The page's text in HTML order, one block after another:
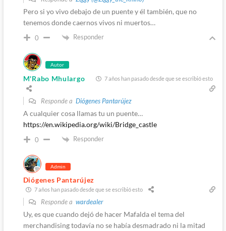
Pero si yo vivo debajo de un puente y él también, que no
tenemos donde caernos vivos ni muertos…
0 Responder
Autor
M'Rabo Mhulargo 7 años han pasado desde que se escribió esto
Responde a Diógenes Pantarújez
A cualquier cosa llamas tu un puente…
https://en.wikipedia.org/wiki/Bridge_castle
0 Responder
Admin
Diógenes Pantarújez
7 años han pasado desde que se escribió esto
Responde a wardealer
Uy, es que cuando dejó de hacer Mafalda el tema del
merchandising todavía no se había desmadrado ni la mitad